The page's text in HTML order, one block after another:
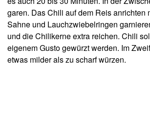
garen. Das Chili auf dem Reis anrichten
Sahne und Lauchzwiebelringen
und die Chilikerne extra reichen. Chili
eigenem Gusto gewürzt werden. Im
etwas milder als zu scharf würzen.